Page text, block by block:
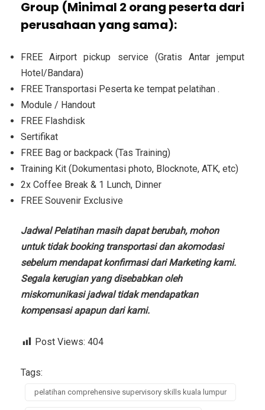
Group (Minimal 2 orang peserta dari
perusahaan yang sama):
FREE Airport pickup service (Gratis Antar jemput
Hotel/Bandara)
FREE Transportasi Peserta ke tempat pelatihan .
Module / Handout
FREE Flashdisk
Sertifikat
FREE Bag or backpack (Tas Training)
Training Kit (Dokumentasi photo, Blocknote, ATK, etc)
2x Coffee Break & 1 Lunch, Dinner
FREE Souvenir Exclusive
Jadwal Pelatihan masih dapat berubah, mohon
untuk tidak booking transportasi dan akomodasi
sebelum mendapat konfirmasi dari Marketing kami.
Segala kerugian yang disebabkan oleh
miskomunikasi jadwal tidak mendapatkan
kompensasi apapun dari kami.
Post Views: 404
Tags:
pelatihan comprehensive supervisory skills kuala lumpur